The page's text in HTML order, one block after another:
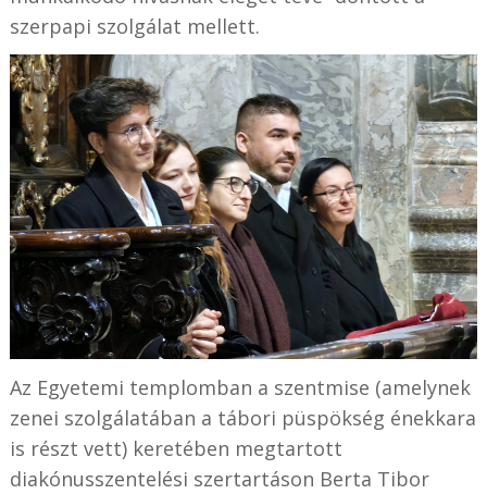
szerpapi szolgálat mellett.
Az Egyetemi templomban a szentmise (amelynek
zenei szolgálatában a tábori püspökség énekkara
is részt vett) keretében megtartott
diakónusszentelési szertartáson Berta Tibor